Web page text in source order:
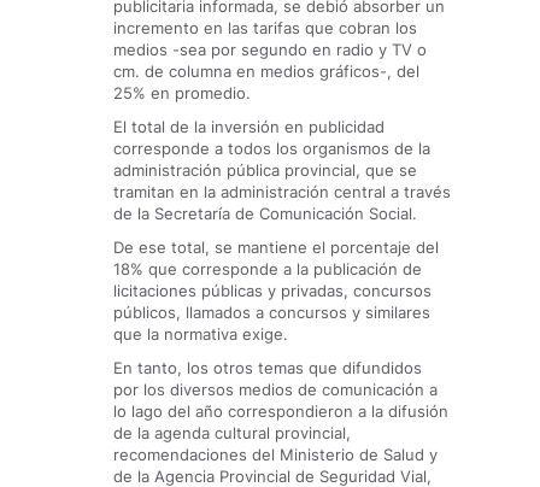
publicitaria informada, se debió absorber un
incremento en las tarifas que cobran los
medios -sea por segundo en radio y TV o
cm. de columna en medios gráficos-, del
25% en promedio.
El total de la inversión en publicidad
corresponde a todos los organismos de la
administración pública provincial, que se
tramitan en la administración central a través
de la Secretaría de Comunicación Social.
De ese total, se mantiene el porcentaje del
18% que corresponde a la publicación de
licitaciones públicas y privadas, concursos
públicos, llamados a concursos y similares
que la normativa exige.
En tanto, los otros temas que difundidos
por los diversos medios de comunicación a
lo lago del año correspondieron a la difusión
de la agenda cultural provincial,
recomendaciones del Ministerio de Salud y
de la Agencia Provincial de Seguridad Vial,